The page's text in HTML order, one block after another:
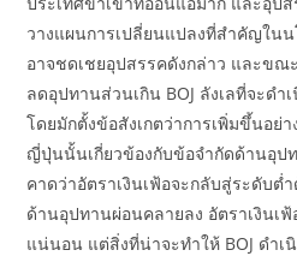
วางแผนการเปลี่ยนแปลงที่สำคัญใน
อาจชดเชยอุปสรรคดังกล่าว และขณ
ลดอุปทานส่วนเกิน BOJ ลังเลที่จะดำ
โดยมักตั้งข้อสังเกตว่าการเพิ่มขึ้นอย่า
ญี่ปุ่นนั้นเกี่ยวข้องกับข้อจำกัดด้านอุป
คาดว่าอัตราเงินเฟ้อจะกลับสู่ระดับต่
ด้านอุปทานผ่อนคลายลง อัตราเงินเ
แน่นอน แต่สิ่งที่น่าจะทำให้ BOJ ดำ